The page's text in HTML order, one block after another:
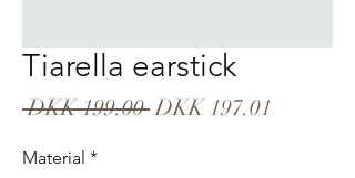
Tiarella earstick
DKK 199.00 Regular
DKK 197.01
Material *